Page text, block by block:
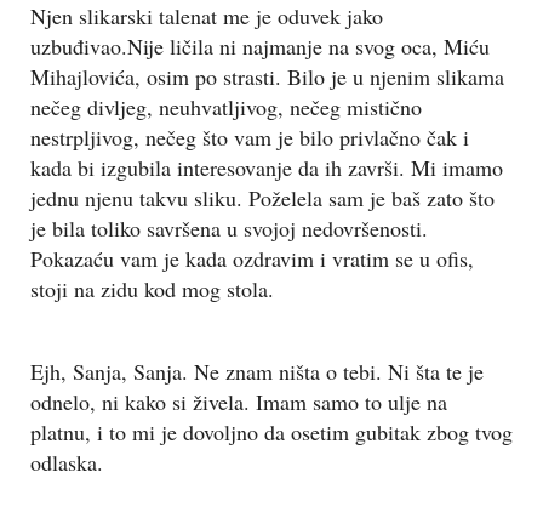
Njen slikarski talenat me je oduvek jako
uzbuđivao.Nije ličila ni najmanje na svog oca, Miću
Mihajlovića, osim po strasti. Bilo je u njenim slikama
nečeg divljeg, neuhvatljivog, nečeg mistično
nestrpljivog, nečeg što vam je bilo privlačno čak i
kada bi izgubila interesovanje da ih završi. Mi imamo
jednu njenu takvu sliku. Poželela sam je baš zato što
je bila toliko savršena u svojoj nedovršenosti.
Pokazaću vam je kada ozdravim i vratim se u ofis,
stoji na zidu kod mog stola.
Ejh, Sanja, Sanja. Ne znam ništa o tebi. Ni šta te je
odnelo, ni kako si živela. Imam samo to ulje na
platnu, i to mi je dovoljno da osetim gubitak zbog tvog
odlaska.